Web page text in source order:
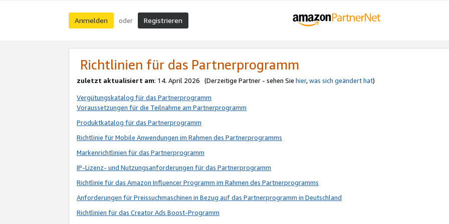
Anmelden oder Registrieren
Richtlinien für das Partnerprogramm
zuletzt aktualisiert am: 14. April 2026 (Derzeitige Partner - sehen Sie hier,was sich geändert hat)
Vergütungskatalog für das Partnerprogramm
Voraussetzungen für die Teilnahme am Partnerprogramm
Produktkatalog für das Partnerprogramm
Richtlinie für Mobile Anwendungen im Rahmen des Partnerprogramms
Markenrichtlinien für das Partnerprogramm
IP-Lizenz- und Nutzungsanforderungen für das Partnerprogramm
Richtlinie für das Amazon Influencer Programm im Rahmen des Partnerprogramms
Anforderungen für Preissuchmaschinen in Bezug auf das Partnerprogramm in Deutschland
Richtlinien für das Creator Ads Boost-Programm